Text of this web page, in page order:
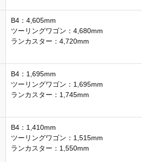
B4：4,605mm
ツーリングワゴン：4,680mm
ランカスター：4,720mm
B4：1,695mm
ツーリングワゴン：1,695mm
ランカスター：1,745mm
B4：1,410mm
ツーリングワゴン：1,515mm
ランカスター：1,550mm